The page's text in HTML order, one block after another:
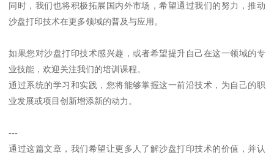
同时，我们也将积极拓展国内外市场，希望通过我们的努力，推动
沙盘打印技术在更多领域的普及与应用。
如果您对沙盘打印技术感兴趣，或者希望提升自己在这一领域的专
业技能，欢迎关注我们的培训课程。
通过系统的学习和实践，您将能够掌握这一前沿技术，为自己的职
业发展或项目创新增添新的动力。
---
通过这篇文章，我们希望让更多人了解沙盘打印技术的价值，并认